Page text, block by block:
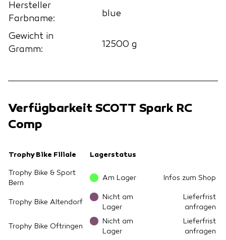
Hersteller
Farbname:
blue
Gewicht in
Gramm:
12500 g
Verfügbarkeit SCOTT Spark RC
Comp
Trophy Bike Filiale Lagerstatus
Trophy Bike & Sport
Bern
Am Lager Infos zum Shop
Trophy Bike Altendorf
Nicht am
Lager
Lieferfrist
anfragen
Trophy Bike Oftringen
Nicht am
Lager
Lieferfrist
anfragen